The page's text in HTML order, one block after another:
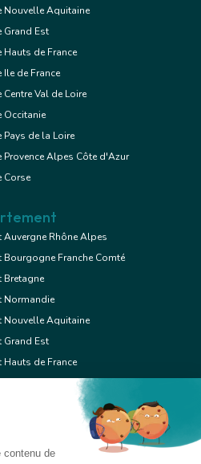
Nouvelle Aquitaine
Grand Est
de France
de France
Val de Loire
Occitanie
de la Loire
Alpes Côte d'Azur
Corse
Rhône Alpes
Franche Comté
Bretagne
Normandie
Nouvelle Aquitaine
Grand Est
de France
de France
Val de Loire